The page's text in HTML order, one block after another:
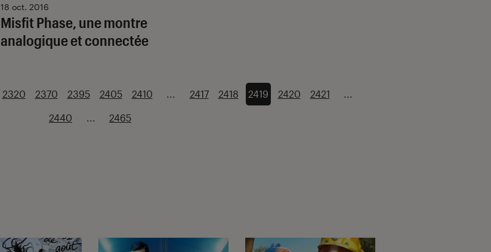
Misfit Phase, une montre
analogique et connectée
18 oct. 2016
2320 2370 2395 2405 2410 ... 2417 2418 2419 2420 2421 ...
2440 ... 2465